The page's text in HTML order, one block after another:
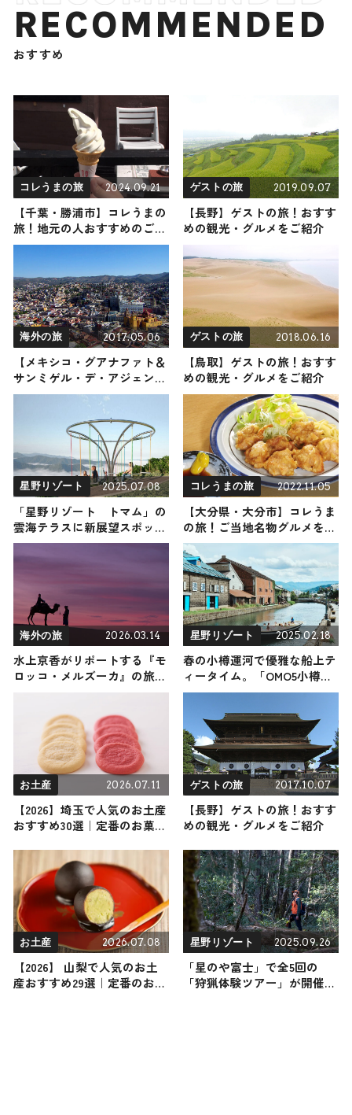
RECOMMENDED
おすすめ
コレうまの旅 2024.09.21
【千葉・勝浦市】コレうまの
旅！地元の人おすすめのご当
地名物グルメ4選 2024年9月
21日放送
ゲストの旅 2019.09.07
【長野】ゲストの旅！おすす
めの観光・グルメをご紹介
海外の旅 2017.05.06
【メキシコ・グアナファト＆
サンミゲル・デ・アジェン
デ】海外の旅！おすすめ観光
スポットやグルメをリポート
ゲストの旅 2018.06.16
【鳥取】ゲストの旅！おすす
めの観光・グルメをご紹介
星野リゾート 2025.07.08
「星野リゾート トマム」の
雲海テラスに新展望スポット
「Cloud Round（クラウドラ
ウンド）」が7月オープン！
コレうまの旅 2022.11.05
【大分県・大分市】コレうま
の旅！ご当地名物グルメをお
届け
海外の旅 2026.03.14
水上京香がリポートする『モ
ロッコ・メルズーカ』の旅！
おすすめ観光スポットやグル
星野リゾート 2025.02.18
春の小樽運河で優雅な船上テ
ィータイム。「OMO5小樽
（おも） by 星野リゾート」
ィークルージング」
お土産 2026.07.11
【2026】埼玉で人気のお土産
おすすめ30選｜定番のお菓子
らまき用まで幅広く紹介
ゲストの旅 2017.10.07
【長野】ゲストの旅！おすす
めの観光・グルメをご紹介
お土産 2026.07.08
【2026】 山梨で人気のお土
産おすすめ29選｜定番のお菓
星野リゾート 2025.09.26
「星のや富士」で全5回の
「狩猟体験ツアー」が開催！